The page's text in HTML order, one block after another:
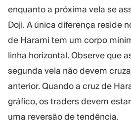
enquanto a próxima vela se
Doji. A única diferença reside
de Harami tem um corpo
linha horizontal. Observe que
segunda vela não devem
anterior. Quando a cruz de
gráfico, os traders devem
uma reversão de tendência.